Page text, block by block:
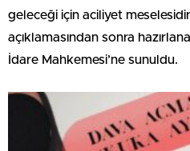
geleceği için aciliyet
açıklamasından sonra
İdare Mahkemesi’ne sunuldu.